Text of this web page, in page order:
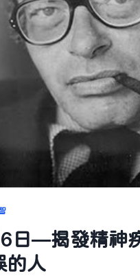
驗
日—揭發精神
的人